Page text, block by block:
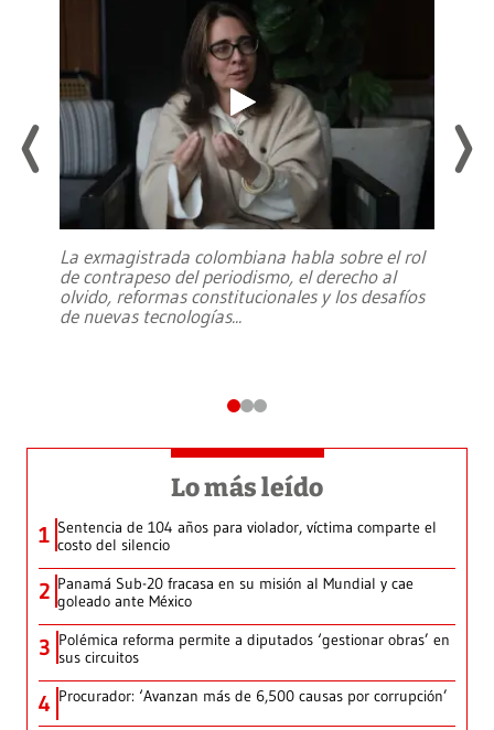
La exmagistrada colombiana habla sobre el rol
de contrapeso del periodismo, el derecho al
olvido, reformas constitucionales y los desafíos
de nuevas tecnologías...
Lo más leído
1 Sentencia de 104 años para violador, víctima comparte el
costo del silencio
2 Panamá Sub-20 fracasa en su misión al Mundial y cae
goleado ante México
3 Polémica reforma permite a diputados ‘gestionar obras’ en
sus circuitos
4 Procurador: ‘Avanzan más de 6,500 causas por corrupción’